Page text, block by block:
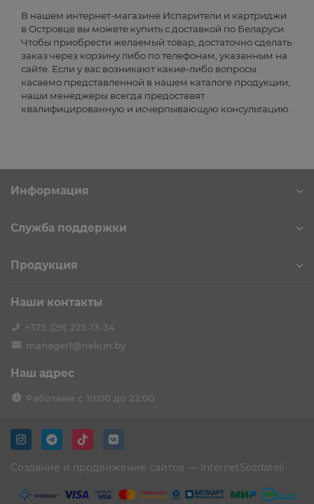
В нашем интернет-магазине Испарители и картриджи
в Островце вы можете купить с доставкой по Беларуси.
Чтобы приобрести желаемый товар, достаточно сделать
заказ через корзину либо по телефонам, указанным на
сайте. Если у вас возникают какие-либо вопросы
касаемо представленной в нашем каталоге продукции,
наши менеджеры всегда предоставят
квалифицированную и исчерпывающую консультацию.
Информация
Служба поддержки
Продукция
Наши контакты
+375 (29) 225-13-34
manager1@nekuri.by
Наш адрес
Работаем с 10:00 до 22:00
Создание и продвижение сайтов — InternetSozdateli